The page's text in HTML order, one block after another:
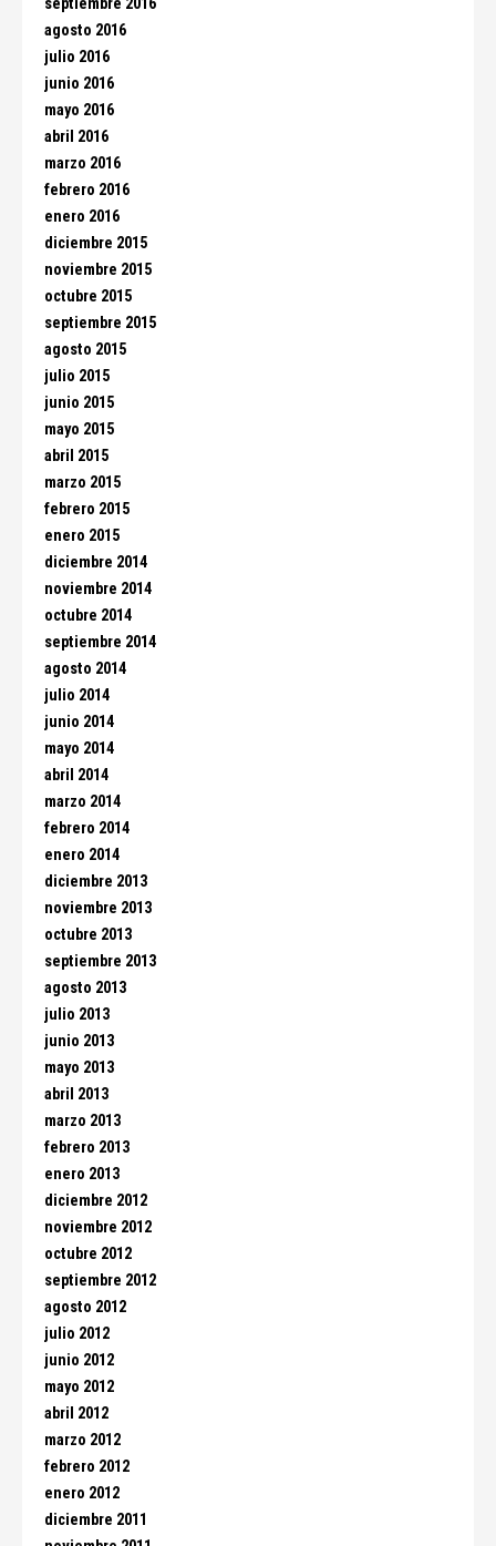
septiembre 2016
agosto 2016
julio 2016
junio 2016
mayo 2016
abril 2016
marzo 2016
febrero 2016
enero 2016
diciembre 2015
noviembre 2015
octubre 2015
septiembre 2015
agosto 2015
julio 2015
junio 2015
mayo 2015
abril 2015
marzo 2015
febrero 2015
enero 2015
diciembre 2014
noviembre 2014
octubre 2014
septiembre 2014
agosto 2014
julio 2014
junio 2014
mayo 2014
abril 2014
marzo 2014
febrero 2014
enero 2014
diciembre 2013
noviembre 2013
octubre 2013
septiembre 2013
agosto 2013
julio 2013
junio 2013
mayo 2013
abril 2013
marzo 2013
febrero 2013
enero 2013
diciembre 2012
noviembre 2012
octubre 2012
septiembre 2012
agosto 2012
julio 2012
junio 2012
mayo 2012
abril 2012
marzo 2012
febrero 2012
enero 2012
diciembre 2011